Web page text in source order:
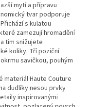
mytí a přípravu
tvar podporuje
s kulatou
zamezují hromadění
tím snižujete
koliky. Tří poziční
savičkou, pouhým
materiál Haute Couture
dudlíky nesou prvky
inspirovanými